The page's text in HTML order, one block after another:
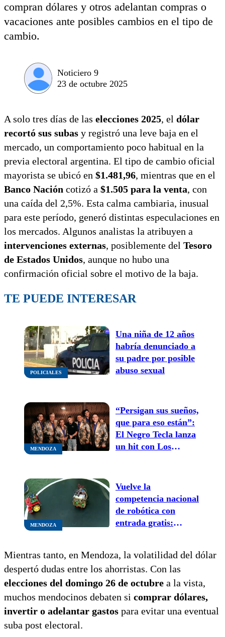
compran dólares y otros adelantan compras o
vacaciones ante posibles cambios en el tipo de
cambio.
Noticiero 9
23 de octubre 2025
A solo tres días de las elecciones 2025, el dólar
recortó sus subas y registró una leve baja en el
mercado, un comportamiento poco habitual en la
previa electoral argentina. El tipo de cambio oficial
mayorista se ubicó en $1.481,96, mientras que en el
Banco Nación cotizó a $1.505 para la venta, con
una caída del 2,5%. Esta calma cambiaria, inusual
para este período, generó distintas especulaciones en
los mercados. Algunos analistas la atribuyen a
intervenciones externas, posiblemente del Tesoro
de Estados Unidos, aunque no hubo una
confirmación oficial sobre el motivo de la baja.
TE PUEDE INTERESAR
POLICIALES
Una niña de 12 años
habría denunciado a
su padre por posible
abuso sexual
MENDOZA
“Persigan sus sueños,
que para eso están”:
El Negro Tecla lanza
un hit con Los
MENDOZA
Vuelve la
competencia nacional
de robótica con
entrada gratis:
Mientras tanto, en Mendoza, la volatilidad del dólar
despertó dudas entre los ahorristas. Con las
elecciones del domingo 26 de octubre a la vista,
muchos mendocinos debaten si comprar dólares,
invertir o adelantar gastos para evitar una eventual
suba post electoral.